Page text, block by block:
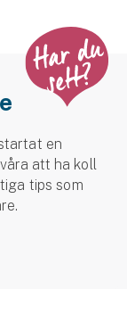
en
att ha koll
tips som